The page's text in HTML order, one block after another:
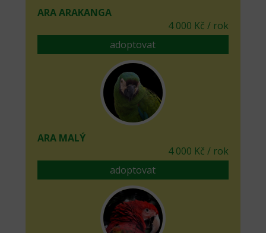
ARA ARAKANGA
4 000 Kč / rok
adoptovat
ARA MALÝ
4 000 Kč / rok
adoptovat